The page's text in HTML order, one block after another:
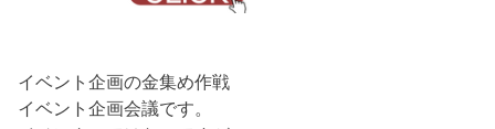
イベント企画の金集め作戦
イベント企画会議です。